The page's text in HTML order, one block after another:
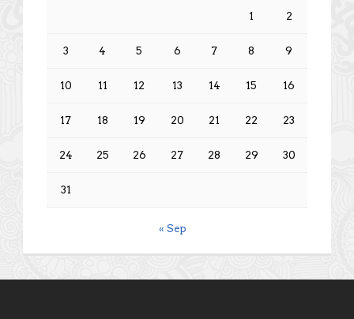
1 2
3 4 5 6 7 8 9
10 11 12 13 14 15 16
17 18 19 20 21 22 23
24 25 26 27 28 29 30
31
« Sep